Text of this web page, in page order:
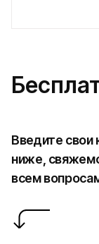
Введите
ниже,
всем